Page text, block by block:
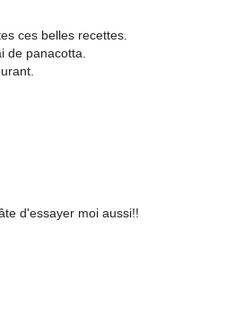
ces belles recettes.
de panacotta.
d'essayer moi aussi!!